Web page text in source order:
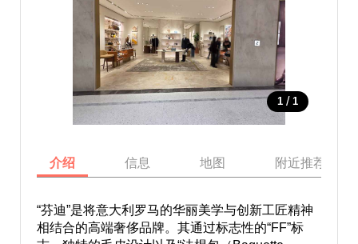
1 / 1
介绍 信息 地图 附近推荐景点
“芬迪”是将意大利罗马的华丽美学与创新工匠精神
相结合的高端奢侈品牌。其通过标志性的“FF”标